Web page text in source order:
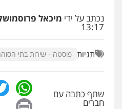
פלילי כלכלי נכתב על ידי מיכאל
13:17
תגיות פוסטה - שירות בתי
שתף כתבה עם
חברים